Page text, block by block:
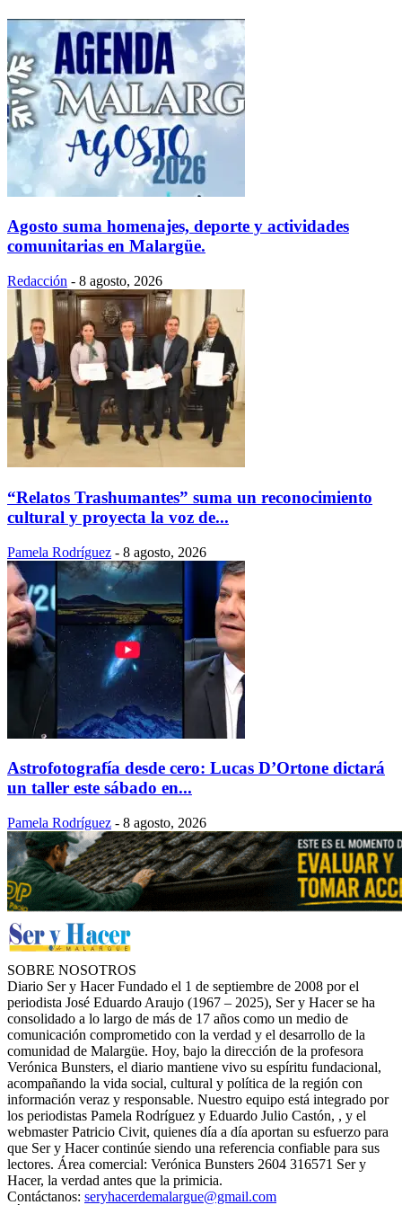
Agosto suma homenajes, deporte y actividades
comunitarias en Malargüe.
Redacción - 8 agosto, 2026
“Relatos Trashumantes” suma un reconocimiento
cultural y proyecta la voz de...
Pamela Rodríguez - 8 agosto, 2026
Astrofotografía desde cero: Lucas D’Ortone dictará
un taller este sábado en...
Pamela Rodríguez - 8 agosto, 2026
SOBRE NOSOTROS
Diario Ser y Hacer Fundado el 1 de septiembre de 2008 por el
periodista José Eduardo Araujo (1967 – 2025), Ser y Hacer se ha
consolidado a lo largo de más de 17 años como un medio de
comunicación comprometido con la verdad y el desarrollo de la
comunidad de Malargüe. Hoy, bajo la dirección de la profesora
Verónica Bunsters, el diario mantiene vivo su espíritu fundacional,
acompañando la vida social, cultural y política de la región con
información veraz y responsable. Nuestro equipo está integrado por
los periodistas Pamela Rodríguez y Eduardo Julio Castón, , y el
webmaster Patricio Civit, quienes día a día aportan su esfuerzo para
que Ser y Hacer continúe siendo una referencia confiable para sus
lectores. Área comercial: Verónica Bunsters 2604 316571 Ser y
Hacer, la verdad antes que la primicia.
Contáctanos: seryhacerdemalargue@gmail.com